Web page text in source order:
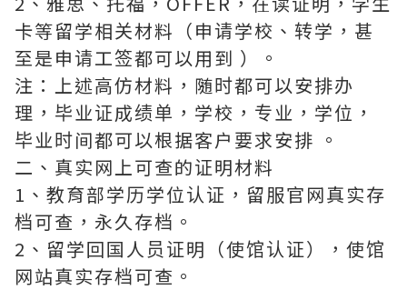
卡等留学相关材料（申请学校、转学，甚
至是申请工签都可以用到 ）。
注：上述高仿材料，随时都可以安排办
理，毕业证成绩单，学校，专业，学位，
毕业时间都可以根据客户要求安排 。
二、真实网上可查的证明材料
1、教育部学历学位认证，留服官网真实存
档可查，永久存档。
2、留学回国人员证明（使馆认证），使馆
网站真实存档可查。